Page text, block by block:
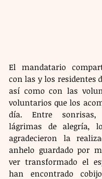
El mandatario
con las y los residentes
así como con las
voluntarios que los
día. Entre
lágrimas de alegría,
agradecieron la
anhelo guardado por
ver transformado el
han encontrado